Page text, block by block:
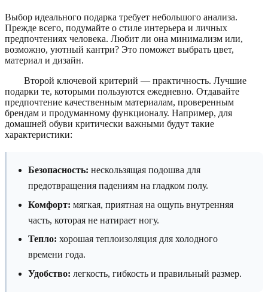
Выбор идеального подарка требует небольшого анализа.
Прежде всего, подумайте о стиле интерьера и личных
предпочтениях человека. Любит ли она минимализм или,
возможно, уютный кантри? Это поможет выбрать цвет,
материал и дизайн.
Второй ключевой критерий — практичность. Лучшие
подарки те, которыми пользуются ежедневно. Отдавайте
предпочтение качественным материалам, проверенным
брендам и продуманному функционалу. Например, для
домашней обуви критически важными будут такие
характеристики:
Безопасность: нескользящая подошва для
предотвращения падениям на гладком полу.
Комфорт: мягкая, приятная на ощупь внутренняя
часть, которая не натирает ногу.
Тепло: хорошая теплоизоляция для холодного
времени года.
Удобство: легкость, гибкость и правильный размер.